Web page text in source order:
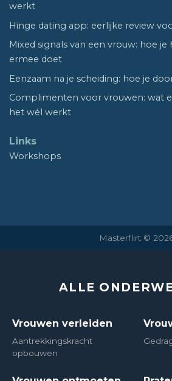
werkt
Hinge dating app: eerlijke review
Mixed signals van een vrouw: hoe
ermee doet
Eenzaam na je scheiding: hoe je
Complimenten voor vrouwen: wat
het wél werkt
Links
Workshops
Masterflirt ©
ALLE
Vrouwen verleiden
Aantrekkingskracht
opbouwen